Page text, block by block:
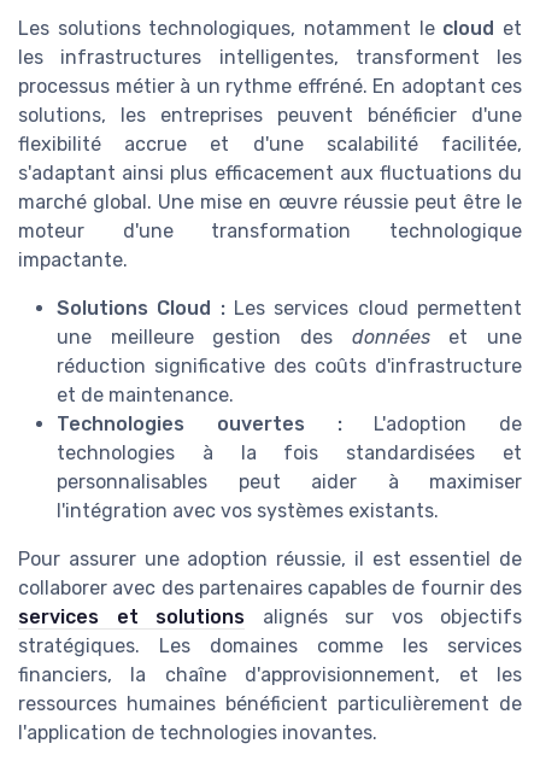
Les solutions technologiques, notamment le cloud et
les infrastructures intelligentes, transforment les
processus métier à un rythme effréné. En adoptant ces
solutions, les entreprises peuvent bénéficier d'une
flexibilité accrue et d'une scalabilité facilitée,
s'adaptant ainsi plus efficacement aux fluctuations du
marché global. Une mise en œuvre réussie peut être le
moteur d'une transformation technologique
impactante.
Solutions Cloud :Les services cloud permettent
une meilleure gestion des donnéeset une
réduction significative des coûts d'infrastructure
et de maintenance.
Technologies ouvertes :L'adoption de
technologies à la fois standardisées et
personnalisables peut aider à maximiser
l'intégration avec vos systèmes existants.
Pour assurer une adoption réussie, il est essentiel de
collaborer avec des partenaires capables de fournir des
services et solutions alignés sur vos objectifs
stratégiques. Les domaines comme les services
financiers, la chaîne d'approvisionnement, et les
ressources humaines bénéficient particulièrement de
l'application de technologies inovantes.